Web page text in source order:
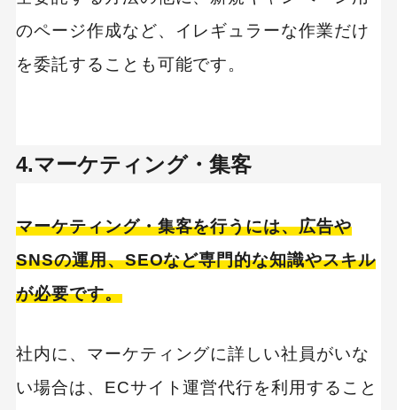
MEO
Shopify SNS広告
TikTok
Webサイトリニューアル
インフルエンサーマーケTips
オウンドメディア
コンテンツマーケティング
サイト改善
ディスプレイ広告
フレームワーク
ホワイトペーパー
メルマガ
調査レポート
のページ作成など、イレギュラーな作業だけ
を委託することも可能です。
4.マーケティング・集客
マーケティング・集客を行うには、広告や
SNSの運用、SEOなど専門的な知識やスキル
が必要です。
社内に、マーケティングに詳しい社員がいな
い場合は、ECサイト運営代行を利用すること